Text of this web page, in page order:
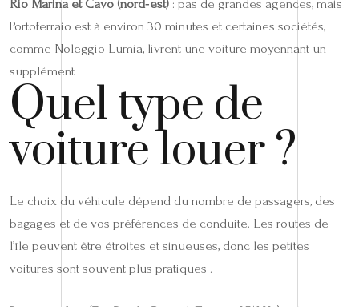
Rio Marina et Cavo (nord‑est) : pas de grandes agences, mais
Portoferraio est à environ 30 minutes et certaines sociétés,
comme Noleggio Lumia, livrent une voiture moyennant un
supplément .
Quel type de
voiture louer ?
Le choix du véhicule dépend du nombre de passagers, des
bagages et de vos préférences de conduite. Les routes de
l’île peuvent être étroites et sinueuses, donc les petites
voitures sont souvent plus pratiques .